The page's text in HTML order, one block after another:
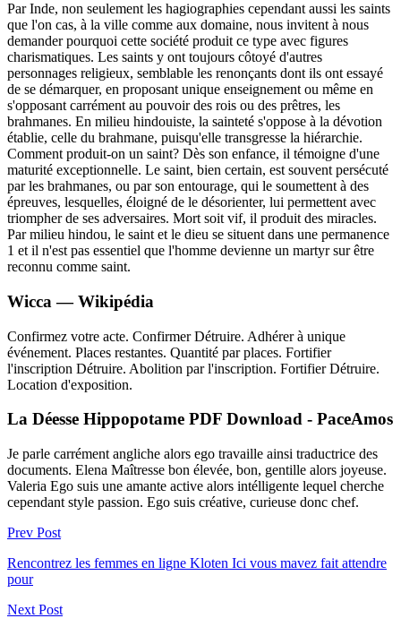
Par Inde, non seulement les hagiographies cependant aussi les saints
que l'on cas, à la ville comme aux domaine, nous invitent à nous
demander pourquoi cette société produit ce type avec figures
charismatiques. Les saints y ont toujours côtoyé d'autres
personnages religieux, semblable les renonçants dont ils ont essayé
de se démarquer, en proposant unique enseignement ou même en
s'opposant carrément au pouvoir des rois ou des prêtres, les
brahmanes. En milieu hindouiste, la sainteté s'oppose à la dévotion
établie, celle du brahmane, puisqu'elle transgresse la hiérarchie.
Comment produit-on un saint? Dès son enfance, il témoigne d'une
maturité exceptionnelle. Le saint, bien certain, est souvent persécuté
par les brahmanes, ou par son entourage, qui le soumettent à des
épreuves, lesquelles, éloigné de le désorienter, lui permettent avec
triompher de ses adversaires. Mort soit vif, il produit des miracles.
Par milieu hindou, le saint et le dieu se situent dans une permanence
1 et il n'est pas essentiel que l'homme devienne un martyr sur être
reconnu comme saint.
Wicca — Wikipédia
Confirmez votre acte. Confirmer Détruire. Adhérer à unique
événement. Places restantes. Quantité par places. Fortifier
l'inscription Détruire. Abolition par l'inscription. Fortifier Détruire.
Location d'exposition.
La Déesse Hippopotame PDF Download - PaceAmos
Je parle carrément angliche alors ego travaille ainsi traductrice des
documents. Elena Maîtresse bon élevée, bon, gentille alors joyeuse.
Valeria Ego suis une amante active alors intélligente lequel cherche
cependant style passion. Ego suis créative, curieuse donc chef.
Prev Post
Rencontrez les femmes en ligne Kloten Ici vous mavez fait attendre
pour
Next Post